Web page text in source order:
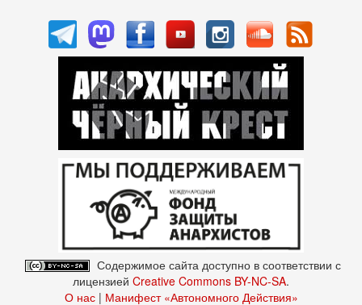
Содержимое сайта доступно в соответствии с
лицензией Creative Commons BY-NC-SA.
О нас| Манифест «Автономного Действия»